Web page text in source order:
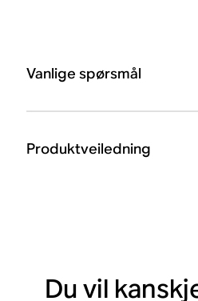
Vanlige spørsmål
Produktveiledning
Du vil